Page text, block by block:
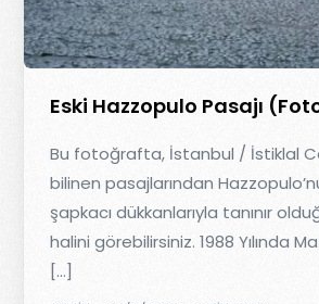
Eski Hazzopulo Pasajı
Bu fotoğrafta, İstanbul / İstiklal
bilinen pasajlarından
şapkacı dükkanlarıyla tanınır
halini görebilirsiniz. 1988 Yılında
[…]